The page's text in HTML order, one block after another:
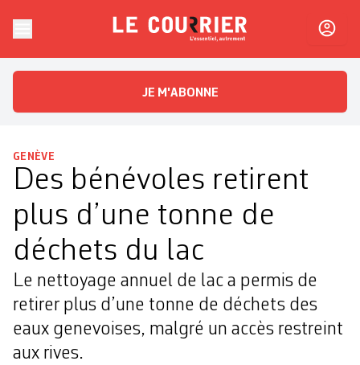
Le CourrierL'essentiel, autrement
JE M'ABONNE
GENÈVE
Des bénévoles retirent
plus d’une tonne de
déchets du lac
Le nettoyage annuel de lac a permis de
retirer plus d’une tonne de déchets des
eaux genevoises, malgré un accès restreint
aux rives.